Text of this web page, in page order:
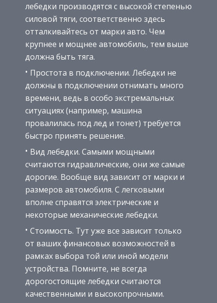
лебедки производятся с высокой степенью
силовой тяги, соответственно здесь
отталкивайтесь от марки авто. Чем
крупнее и мощнее автомобиль, тем выше
должна быть тяга.
Простота в подключении. Лебедки не
должны в подключении отнимать много
времени, ведь в особо экстремальных
ситуациях (например, машина
провалилась под лед и тонет) требуется
быстро принять решение.
Вид лебедки. Самыми мощными
считаются гидравлические, они же самые
дорогие. Вообще вид зависит от марки и
размеров автомобиля. С легковыми
вполне справятся электрические и
некоторые механические лебедки.
Стоимость. Тут уже все зависит только
от ваших финансовых возможностей в
рамках выбора той или иной модели
устройства. Помните, не всегда
дорогостоящие лебедки считаются
качественными и высокопрочными.